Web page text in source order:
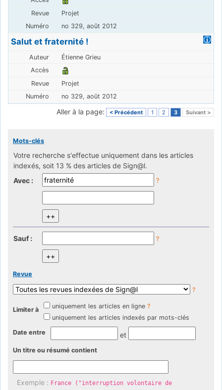
Projet
no 329, août 2012
Salut et fraternité !
Étienne Grieu
Projet
no 329, août 2012
Aller à la page: < Précédent 1 2 3 Suivant >
Mots-clés
Votre recherche s'effectue uniquement dans les articles
indexés, soit 13 % des articles de Sign@l.
Avec :
?
Sauf : ?
Revue
?
Limiter à uniquement les articles en ligne ?
uniquement les articles indexés par mots-clés
Date entre et
Un titre ou résumé contient
Exemple : France ("interruption volontaire de